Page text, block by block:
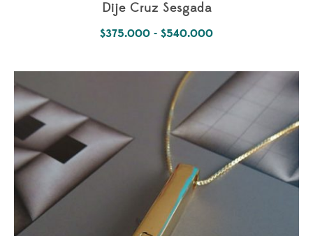
Dije Cruz Sesgada
$375.000 - $540.000Rango
precios:
desde
$375.000
hasta
$540.000